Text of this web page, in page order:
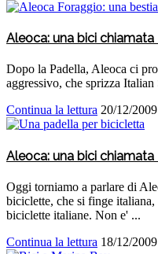
Aleoca: una bici chiamata
Dopo la Padella, Aleoca ci
aggressivo, che sprizza
Continua la lettura 20/12/2009
Aleoca: una bici chiamata
Oggi torniamo a parlare di
biciclette, che si finge
biciclette italiane. Non e' ...
Continua la lettura 18/12/2009